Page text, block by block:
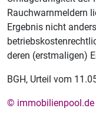
Rauchwarnmeldern
Ergebnis nicht
deren (erstmaligen)
BGH, Urteil vom
© immobilienpool.de